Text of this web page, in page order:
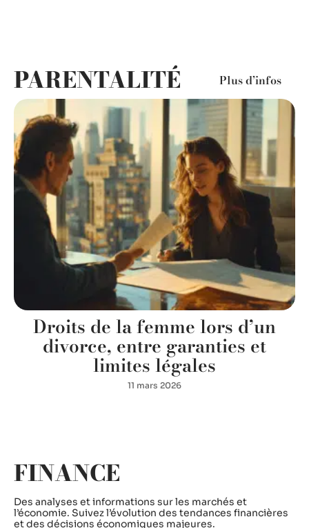
PARENTALITÉ Plus d’infos
Droits de la femme lors d’un
divorce, entre garanties et
limites légales
11 mars 2026
FINANCE
Des analyses et informations sur les marchés et
l’économie. Suivez l’évolution des tendances financières
et des décisions économiques majeures.